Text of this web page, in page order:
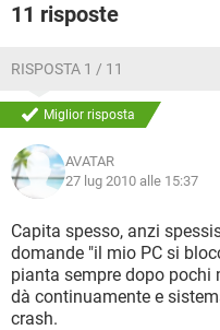
11 risposte
RISPOSTA 1 / 11
Miglior risposta
AVATAR
27 lug 2010 alle 15:37
Capita spesso, anzi
domande "il mio PC si
pianta sempre dopo pochi
dà continuamente e
crash.